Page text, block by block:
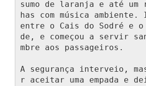
sumo de laranja e até
has com música
entre o Cais do Sodré e o
de, e começou a servir
mbre aos passageiros.
A segurança interveio,
r aceitar uma empada e